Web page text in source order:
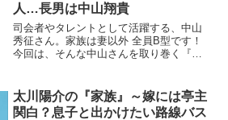
人…長男は中山翔貴
司会者やタレントとして活躍する、中山
秀征さん。家族は妻以外 全員B型です！
今回は、そんな中山さんを取り巻く『家
和42年〉7月31日身長：173cm血液型：B
型出身地...
太川陽介の『家族』～嫁には亭主
関白？息子と出かけたい路線バス